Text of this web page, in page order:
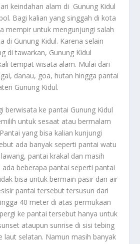
keindahan alam di Gunung Kidul
Bagi kalian yang singgah di kota
mempir untuk mengunjungi salah
di Gunung Kidul. Karena selain
di tawarkan, Gunung Kidul
tempat wisata alam. Mulai dari
danau, goa, hutan hingga pantai
Gunung Kidul.
berwisata ke pantai Gunung Kidul
untuk sesaat atau bermalam
yang bisa kalian kunjungi
ada banyak seperti pantai watu
pantai krakal dan masih
ada beberapa pantai seperti pantai
bisa untuk bermain pasir dan air
pantai tersebut tersusun dari
40 meter di atas permukaan
ke pantai tersebut hanya untuk
ataupun sunrise di sisi tebing
laut selatan. Namun masih banyak